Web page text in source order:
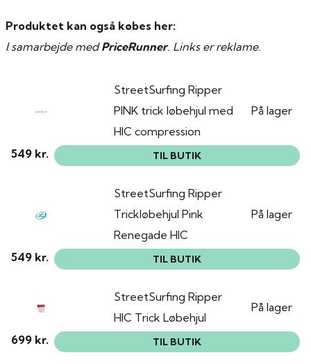
Produktet kan også købes her:
I samarbejde medPriceRunner. Links er reklame.
StreetSurfing Ripper
PINK trick løbehjul med
HIC compression
På lager
549 kr. TIL BUTIK
StreetSurfing Ripper
Trickløbehjul Pink
Renegade HIC
På lager
549 kr. TIL BUTIK
StreetSurfing Ripper
HIC Trick Løbehjul
På lager
699 kr. TIL BUTIK